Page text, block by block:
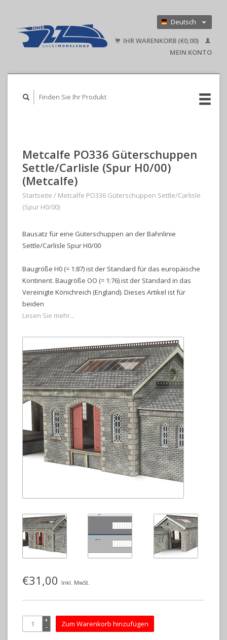
Deutsch
English
IHR WARENKORB (€0,00)
MEIN KONTO
Metcalfe PO336 Güterschuppen
Settle/Carlisle (Spur H0/00)
(Metcalfe)
Startseite / Metcalfe PO336 Güterschuppen Settle/Carlisle
(Spur H0/00)
Bausatz für eine Güterschuppen an der Bahnlinie
Settle/Carlisle Spur H0/00
Baugröße H0 (= 1:87) ist der Standard für das europäische
Kontinent. Baugröße OO (= 1:76) ist der Standard in das
Vereinigte Könichreich (England). Dieses Artikel ist für
beiden
Lesen Sie mehr...
€31,00 Inkl. MwSt.
+
- Zum Warenkorb hinzufügen